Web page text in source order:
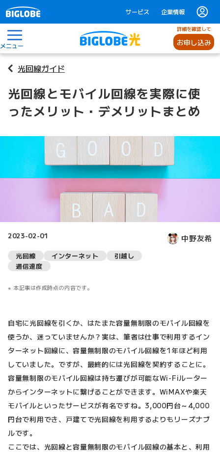
サービス 企業情報
メニュー
詳細を確認して
お申し込み
光回線ガイド
光回線とモバイル回線を実際に使
ったメリット・デメリットまとめ
2023-02-01 中野友希
光回線 インターネット
引越し
通信速度
本記事は作成時点の内容です。
自宅に光回線を引くか、はたまた容量無制限のモバイル回線を
使うか、迷っていませんか？実は、筆者は仕事で利用するイン
ターネット回線に、容量無制限のモバイル回線を1年ほど利用
していました。ですが、最終的には光回線を契約することに。
容量無制限のモバイル回線は持ち運びが可能なWi-Fiルーター
からインターネットに繋げることができます。WiMAXや楽天
モバイルといったサービスが有名ですね。3,000円台～4,000
円台で利用でき、戸建てで光回線を利用するよりもリーズナブ
ルです。
ここでは、光回線と容量無制限のモバイル回線の基本と、利用